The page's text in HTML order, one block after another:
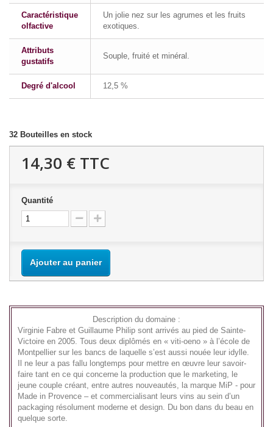
Caractéristique
olfactive
Un jolie nez sur les agrumes et les fruits
exotiques.
Attributs
gustatifs
Souple, fruité et minéral.
Degré d'alcool 12,5 %
32 Bouteilles en stock
14,30 € TTC
Quantité
Ajouter au panier
Description du domaine :
Virginie Fabre et Guillaume Philip sont arrivés au pied de Sainte-
Victoire en 2005. Tous deux diplômés en « viti-oeno » à l’école de
Montpellier sur les bancs de laquelle s’est aussi nouée leur idylle.
Il ne leur a pas fallu longtemps pour mettre en œuvre leur savoir-
faire tant en ce qui concerne la production que le marketing, le
jeune couple créant, entre autres nouveautés, la marque MiP - pour
Made in Provence – et commercialisant leurs vins au sein d’un
packaging résolument moderne et design. Du bon dans du beau en
quelque sorte.